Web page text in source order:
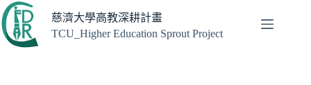
跳
至
主
慈濟大學高教深耕計畫
TCU_Higher Education Sprout Project